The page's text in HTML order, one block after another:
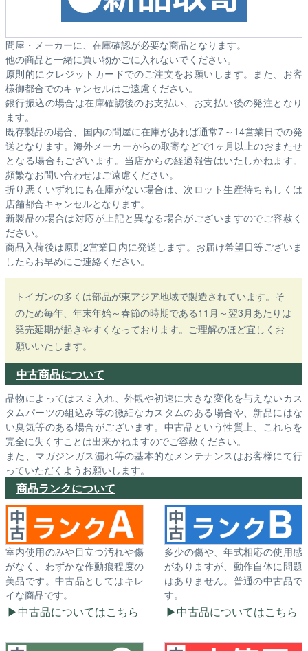
問屋・メーカーに、在庫確認が必要な商品となります。
他の商品と一緒に買い物かごに入れないでください。
原則的にクレジットカードでのご注文をお願いします。また、お客
様御都合でのキャンセルはご遠慮ください。
銀行振込の場合は在庫確認後のお支払い、お支払い後の発注となり
ます。
既存製品の場合、国内の問屋に在庫があれば通常7～14営業日での発
送となります。海外メーカーからの取寄などで1ヶ月以上のおまたせ
となる場合もございます。 当店からの経過報告はいたしかねます。
頻繁なお問い合わせはご遠慮ください。
折り悪くいずれにも在庫がない場合は、次ロット生産待ちもしくは
店舗都合キャンセルとなります。
新製品の場合は対応が上記と異なる場合がございますのでご容赦く
ださい。
商品入荷後は原則2営業日内に発送します。お届け希望日等ございま
したらお早めにご連絡ください。
トイガンの多くは部品が東アジア地域で製造されています。そ
のため毎年、年末年始～春節の時期である11月～翌3月あたりは
発売延期が起きやすくなっております。ご理解のほど宜しくお
願いいたします。
中古商品について
品物によってはスミ入れ、外観や初速に大きな変化を与えないカス
タムパーツの組込み等の微細なカスタムのある場合や、新品にはな
い臭気等のある場合がございます。中古品という性質上、これらを
完全に失くすことは出来かねますのでご容赦ください。
また、マガジンガス漏れ等の基本的なメンテナンスはお客様にて行
っていただくようお願いします。
商品ランクについて
室内使用のみや目立つ汚れや傷
がなく、わずかな作動痕程度の
美品です。中古品としてはキレ
イな商品です。
中古品についてはこちら
多少の傷や、年式相応の使用感
がありますが、動作自体に問題
はありません。普通の中古品で
す。
中古品についてはこちら